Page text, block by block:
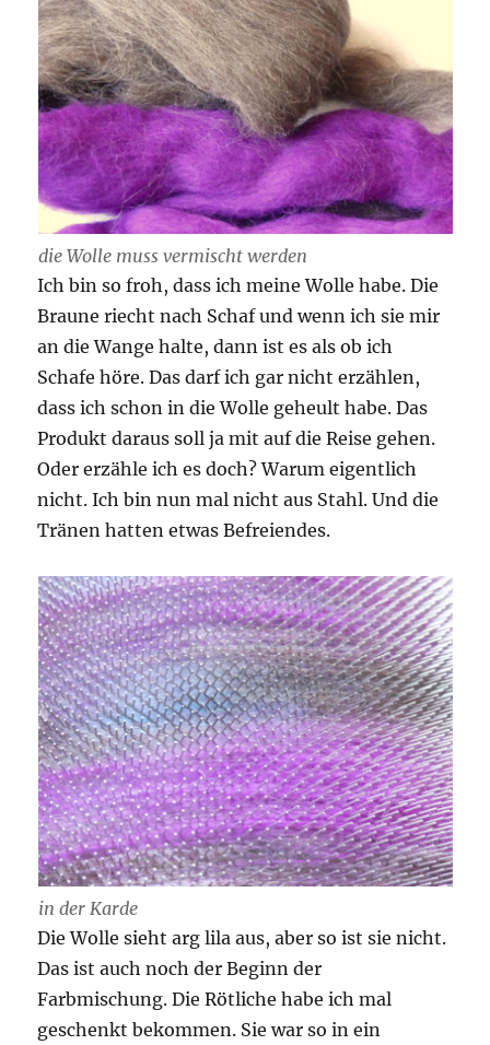
die Wolle muss vermischt werden
Ich bin so froh, dass ich meine Wolle habe. Die
Braune riecht nach Schaf und wenn ich sie mir
an die Wange halte, dann ist es als ob ich
Schafe höre. Das darf ich gar nicht erzählen,
dass ich schon in die Wolle geheult habe. Das
Produkt daraus soll ja mit auf die Reise gehen.
Oder erzähle ich es doch? Warum eigentlich
nicht. Ich bin nun mal nicht aus Stahl. Und die
Tränen hatten etwas Befreiendes.
in der Karde
Die Wolle sieht arg lila aus, aber so ist sie nicht.
Das ist auch noch der Beginn der
Farbmischung. Die Rötliche habe ich mal
geschenkt bekommen. Sie war so in ein